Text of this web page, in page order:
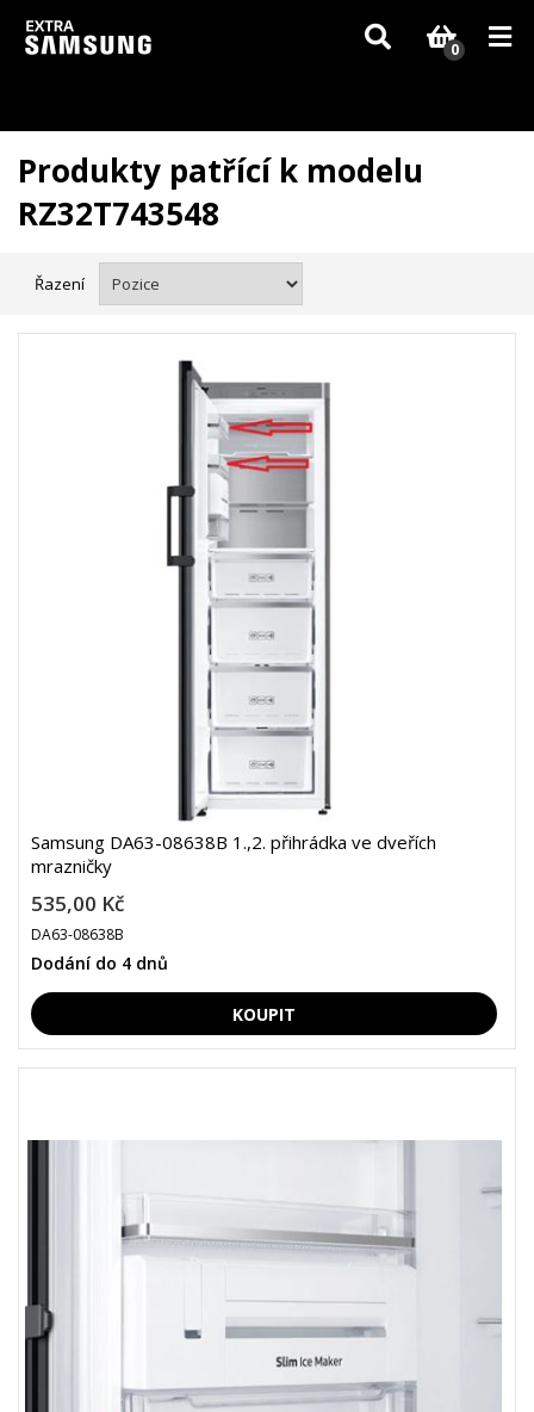
Vzhledem k aktuální situaci se může dodání dílů, které nejsou skladem,
zpozdit. Děkujeme za pochopení.
0
Produkty patřící k modelu
RZ32T743548
Řazení
Samsung DA63-08638B 1.,2. přihrádka ve dveřích
mrazničky
535,00 Kč
DA63-08638B
Dodání do 4 dnů